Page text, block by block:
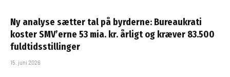
Ny analyse sætter tal på byrderne: Bureaukrati
koster SMV’erne 53 mia. kr. årligt og kræver 83.500
fuldtidsstillinger
15. juni 2026